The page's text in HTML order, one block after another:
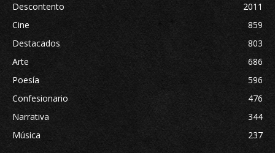
Descontento
2011
Cine
859
Destacados
803
Arte
686
Poesía
596
Confesionario
476
Narrativa
344
Música
237